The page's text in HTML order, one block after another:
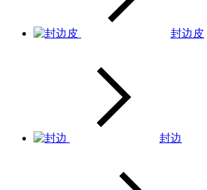
封边皮
封边